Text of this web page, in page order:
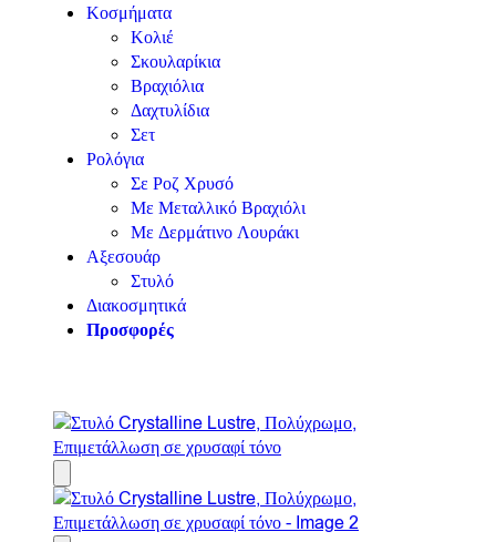
Κοσμήματα
Κολιέ
Σκουλαρίκια
Βραχιόλια
Δαχτυλίδια
Σετ
Ρολόγια
Σε Ροζ Χρυσό
Με Μεταλλικό Βραχιόλι
Με Δερμάτινο Λουράκι
Αξεσουάρ
Στυλό
Διακοσμητικά
Προσφορές